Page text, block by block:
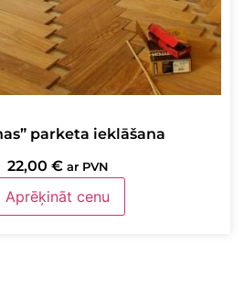
parketa ieklāšana
22,00 € ar PVN
Aprēķināt cenu